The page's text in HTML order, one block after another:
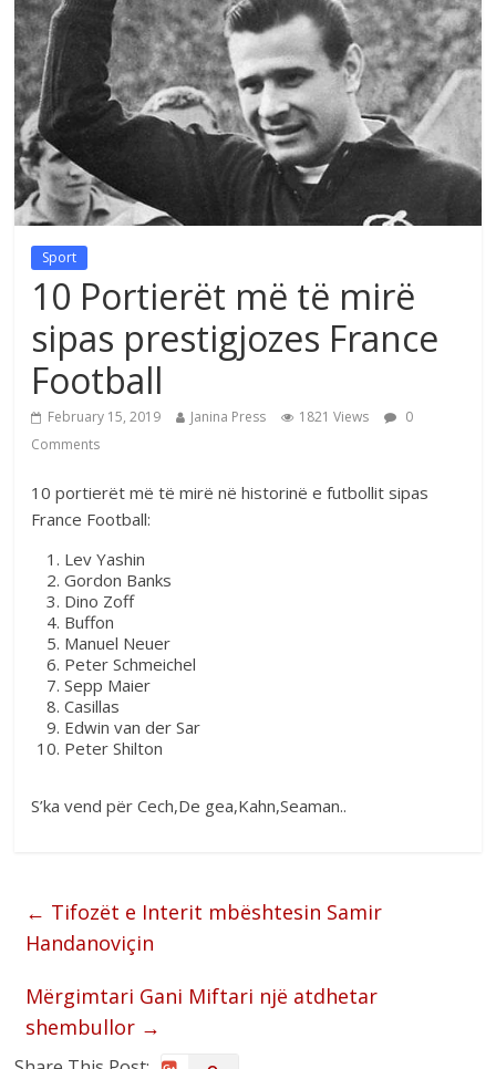
Sport
10 Portierët më të mirë
sipas prestigjozes France
Football
February 15, 2019 Janina Press 1821 Views
0
Comments
10 portierët më të mirë në historinë e futbollit sipas
France Football:
Lev Yashin
Gordon Banks
Dino Zoff
Buffon
Manuel Neuer
Peter Schmeichel
Sepp Maier
Casillas
Edwin van der Sar
Peter Shilton
S’ka vend për Cech,De gea,Kahn,Seaman..
← Tifozët e Interit mbështesin Samir
Handanoviçin
Mërgimtari Gani Miftari një atdhetar
shembullor →